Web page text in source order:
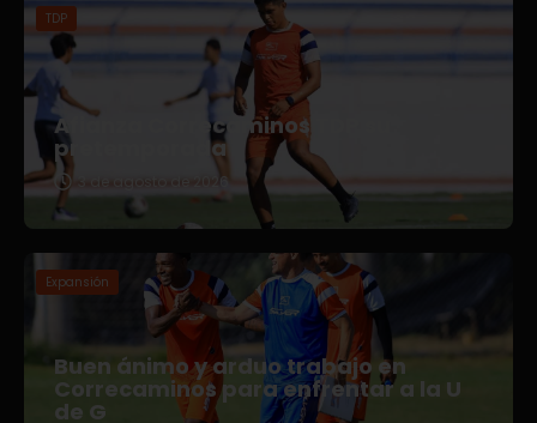
TDP
Afianza Correcaminos TDP su
pretemporada
3 de agosto de 2026
Expansión
Buen ánimo y arduo trabajo en
Correcaminos para enfrentar a la U
de G